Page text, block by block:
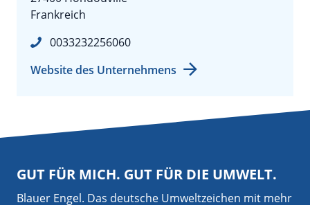
Frankreich
0033232256060
Website des Unternehmens
GUT FÜR MICH. GUT FÜR DIE UMWELT.
Blauer Engel. Das deutsche Umweltzeichen mit mehr